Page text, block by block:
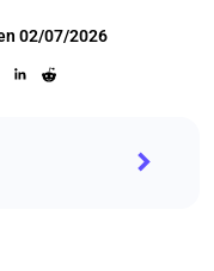
02/07/2026